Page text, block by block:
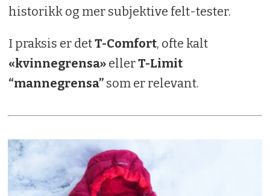
historikk og mer subjektive felt-tester.
I praksis er detT-Comfort, ofte kalt
«kvinnegrensa»ellerT-Limit
“mannegrensa” som er relevant.